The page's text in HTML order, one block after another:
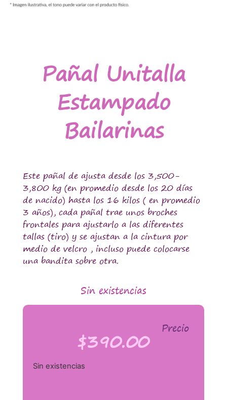
Pañal Unitalla
Estampado
Bailarinas
Este pañal de ajusta desde los 3,500-
3,800 kg (en promedio desde los 20 días
de nacido) hasta los 16 kilos ( en promedio
3 años), cada pañal trae unos broches
frontales para ajustarlo a las diferentes
tallas (tiro) y se ajustan a la cintura por
medio de velcro , incluso puede colocarse
una bandita sobre otra.
Sin existencias
Precio
$390.00
Sin existencias